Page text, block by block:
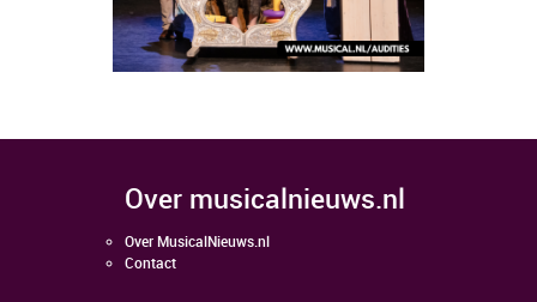
over musicalnieuws.nl
Over MusicalNieuws.nl
Contact